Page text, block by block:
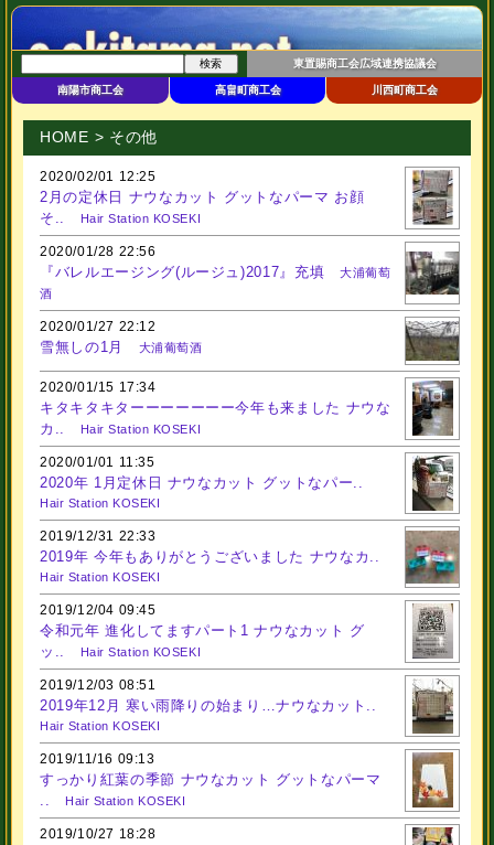
南陽市商工会 高畠町商工会 川西町商工会
東置賜商工会広域連携協議会
HOME > その他
2020/02/01 12:25
2月の定休日 ナウなカット グットなパーマ お顔
そ..
Hair Station KOSEKI
2020/01/28 22:56
『バレルエージング(ルージュ)2017』充填
大浦葡萄
酒
2020/01/27 22:12
雪無しの1月 大浦葡萄酒
2020/01/15 17:34
キタキタキターーーーーーー今年も来ました ナウな
カ..
Hair Station KOSEKI
2020/01/01 11:35
2020年 1月定休日 ナウなカット グットなパー..
Hair Station KOSEKI
2019/12/31 22:33
2019年 今年もありがとうございました ナウなカ..
Hair Station KOSEKI
2019/12/04 09:45
令和元年 進化してますパート1 ナウなカット グ
ッ..
Hair Station KOSEKI
2019/12/03 08:51
2019年12月 寒い雨降りの始まり…ナウなカット..
Hair Station KOSEKI
2019/11/16 09:13
すっかり紅葉の季節 ナウなカット グットなパーマ
..
Hair Station KOSEKI
2019/10/27 18:28